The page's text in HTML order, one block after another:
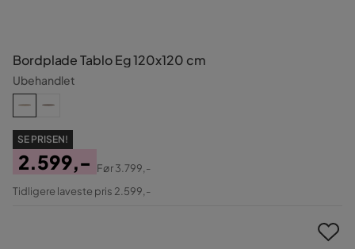
Bordplade Tablo Eg 120x120 cm
Ubehandlet
SE PRISEN!
Pris
2.599,-
Original
Før3.799,-
Tidligere laveste pris 2.599,-